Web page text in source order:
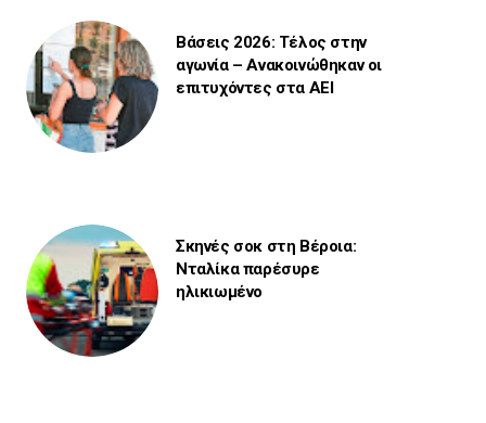
Βάσεις 2026: Τέλος στην
αγωνία – Ανακοινώθηκαν οι
επιτυχόντες στα ΑΕΙ
Σκηνές σοκ στη Βέροια:
Νταλίκα παρέσυρε
ηλικιωμένο